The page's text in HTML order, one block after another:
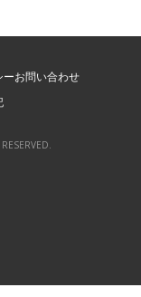
ーお問い合わせ